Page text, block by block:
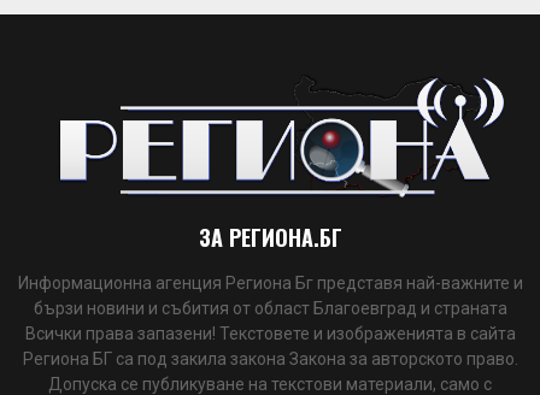
ЗА РЕГИОНА.БГ
Информационна агенция Региона Бг представя най-важните и
бързи новини и събития от област Благоевград и страната
Всички права запазени! Текстовете и изображенията в сайта
Региона БГ са под закила закона Закона за авторското право.
Допуска се публикуване на текстови материали, само с